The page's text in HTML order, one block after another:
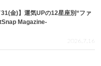
金)】運気UPの12星座別“ファ
Magazine-
2026.7.16